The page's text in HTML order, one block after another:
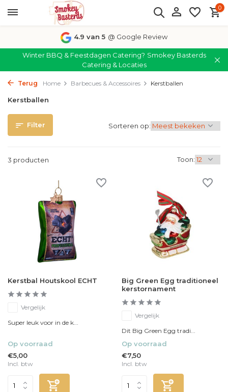
0
4.9 van 5 @ Google Review
Winter BBQ & Feestdagen Catering? Smokey Basterds
Catering & Locaties
Terug Home Barbecues & Accessoires Kerstballen
Kerstballen
Filter
3 producten Toon:
Sorteren op:
Kerstbal Houtskool ECHT
Vergelijk
Super leuk voor in de k...
Op voorraad
€5,00
Incl. btw
Big Green Egg traditioneel
kerstornament
Vergelijk
Dit Big Green Egg tradi...
Op voorraad
€7,50
Incl. btw